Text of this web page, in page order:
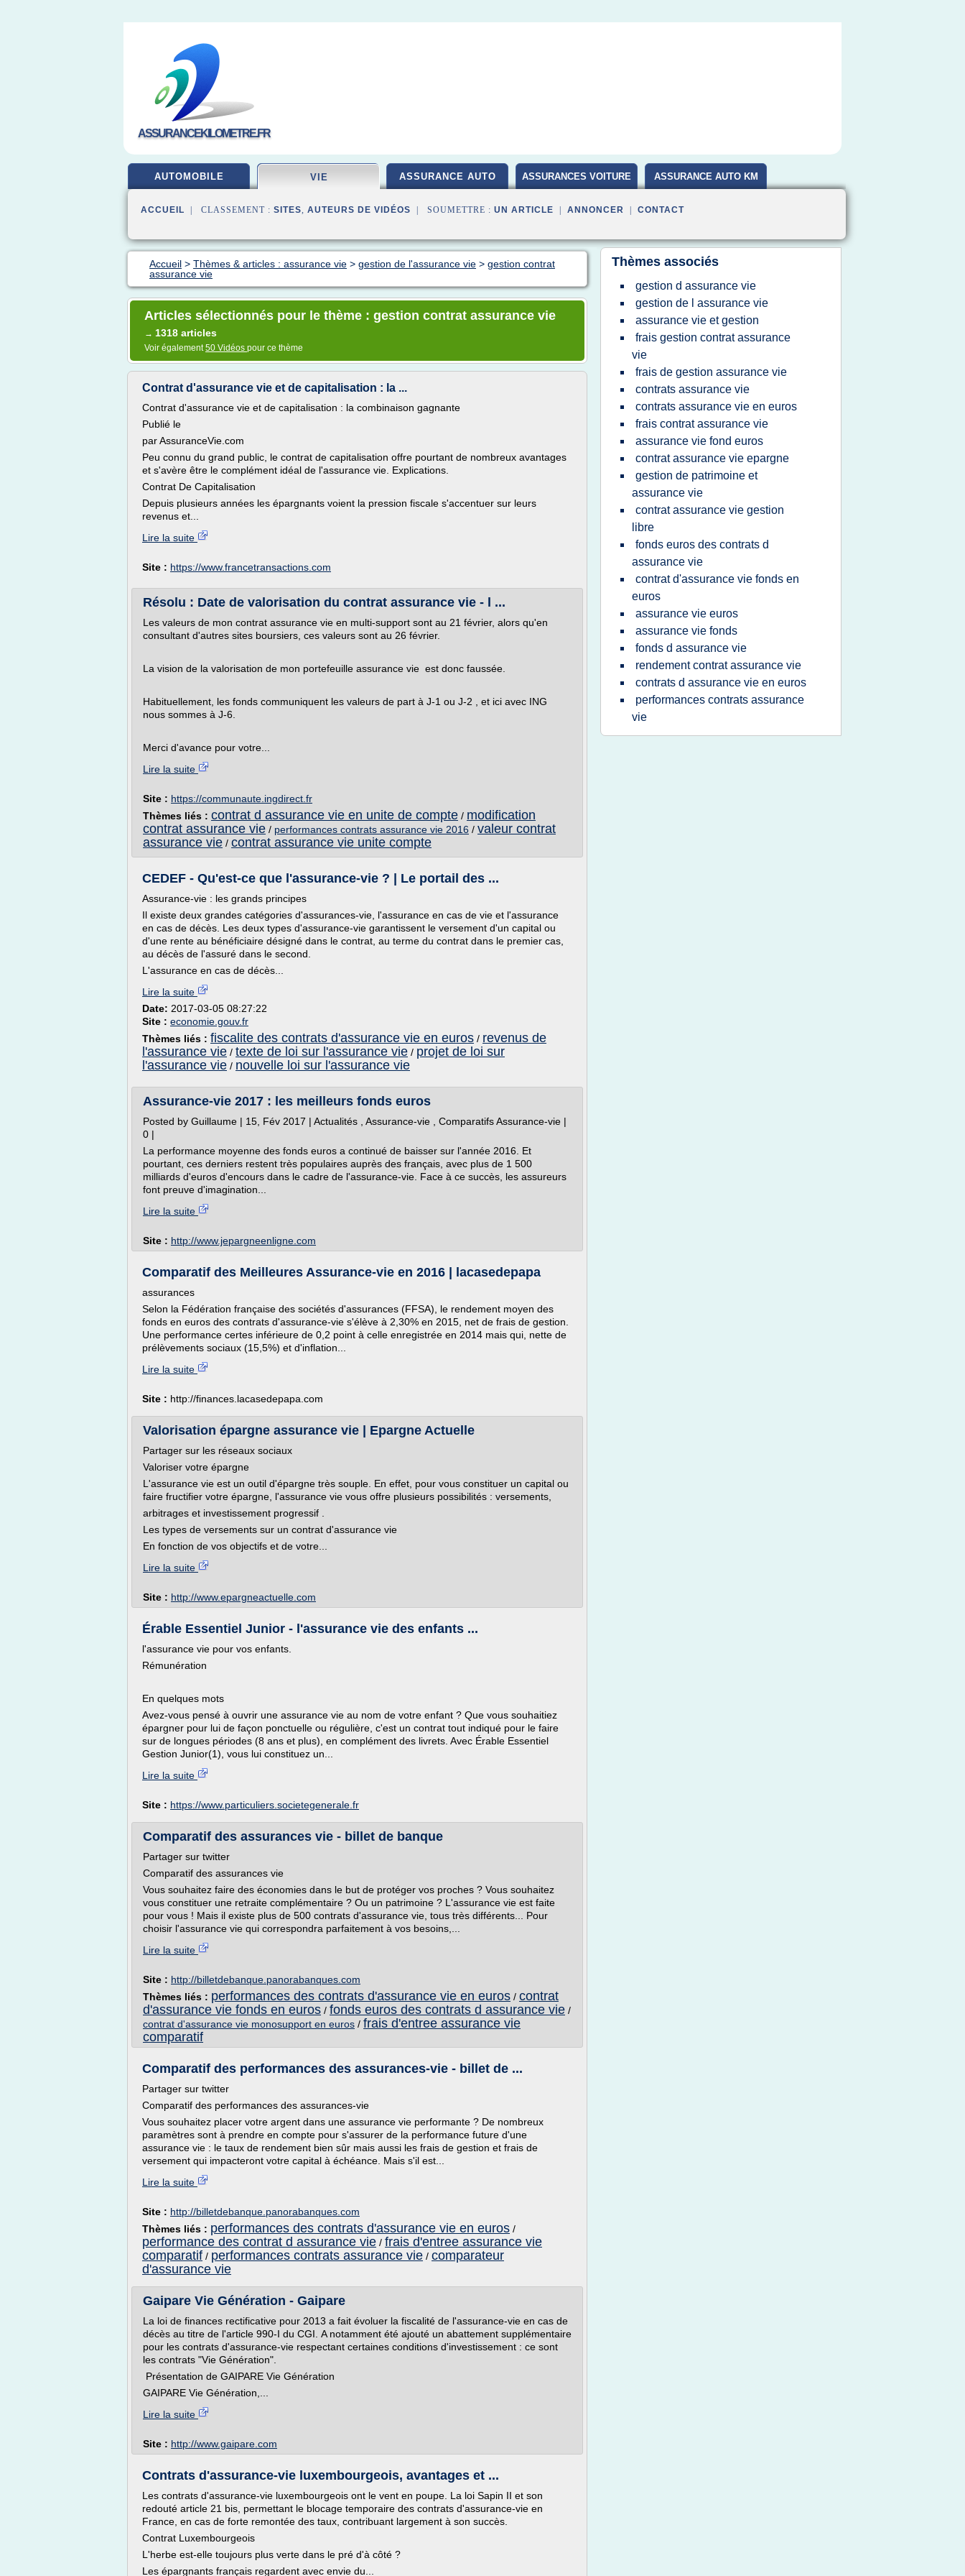
ASSURANCEKILOMETRE.FR
AUTOMOBILE VIE ASSURANCE AUTO ASSURANCES VOITURE ASSURANCE AUTO KM
ACCUEIL | CLASSEMENT : SITES, AUTEURS DE VIDÉOS | SOUMETTRE : UN ARTICLE ANNONCER CONTACT
Accueil > Thèmes & articles : assurance vie > gestion de l'assurance vie > gestion contrat
assurance vie
Articles sélectionnés pour le thème : gestion contrat assurance vie
→ 1318 articles
Voir également50 Vidéos pour ce thème
Contrat d'assurance vie et de capitalisation : la ...
Contrat d'assurance vie et de capitalisation : la combinaison gagnante
Publié le
par AssuranceVie.com
Peu connu du grand public, le contrat de capitalisation offre pourtant de nombreux avantages
et s'avère être le complément idéal de l'assurance vie. Explications.
Contrat De Capitalisation
Depuis plusieurs années les épargnants voient la pression fiscale s'accentuer sur leurs
revenus et...
Lire la suite
Site : https://www.francetransactions.com
Résolu : Date de valorisation du contrat assurance vie - l ...
Les valeurs de mon contrat assurance vie en multi-support sont au 21 février, alors qu'en
consultant d'autres sites boursiers, ces valeurs sont au 26 février.
La vision de la valorisation de mon portefeuille assurance vie est donc faussée.
Habituellement, les fonds communiquent les valeurs de part à J-1 ou J-2 , et ici avec ING
nous sommes à J-6.
Merci d'avance pour votre...
Lire la suite
Site : https://communaute.ingdirect.fr
Thèmes liés : contrat d assurance vie en unite de compte / modification
contrat assurance vie / performances contrats assurance vie 2016 / valeur contrat
assurance vie / contrat assurance vie unite compte
CEDEF - Qu'est-ce que l'assurance-vie ? | Le portail des ...
Assurance-vie : les grands principes
Il existe deux grandes catégories d'assurances-vie, l'assurance en cas de vie et l'assurance
en cas de décès. Les deux types d'assurance-vie garantissent le versement d'un capital ou
d'une rente au bénéficiaire désigné dans le contrat, au terme du contrat dans le premier cas,
au décès de l'assuré dans le second.
L'assurance en cas de décès...
Lire la suite
Date: 2017-03-05 08:27:22
Site : economie.gouv.fr
Thèmes liés : fiscalite des contrats d'assurance vie en euros / revenus de
l'assurance vie / texte de loi sur l'assurance vie / projet de loi sur
l'assurance vie / nouvelle loi sur l'assurance vie
Assurance-vie 2017 : les meilleurs fonds euros
Posted by Guillaume | 15, Fév 2017 | Actualités , Assurance-vie , Comparatifs Assurance-vie |
0 |
La performance moyenne des fonds euros a continué de baisser sur l'année 2016. Et
pourtant, ces derniers restent très populaires auprès des français, avec plus de 1 500
milliards d'euros d'encours dans le cadre de l'assurance-vie. Face à ce succès, les assureurs
font preuve d'imagination...
Lire la suite
Site : http://www.jepargneenligne.com
Comparatif des Meilleures Assurance-vie en 2016 | lacasedepapa
assurances
Selon la Fédération française des sociétés d'assurances (FFSA), le rendement moyen des
fonds en euros des contrats d'assurance-vie s'élève à 2,30% en 2015, net de frais de gestion.
Une performance certes inférieure de 0,2 point à celle enregistrée en 2014 mais qui, nette de
prélèvements sociaux (15,5%) et d'inflation...
Lire la suite
Site : http://finances.lacasedepapa.com
Valorisation épargne assurance vie | Epargne Actuelle
Partager sur les réseaux sociaux
Valoriser votre épargne
L'assurance vie est un outil d'épargne très souple. En effet, pour vous constituer un capital ou
faire fructifier votre épargne, l'assurance vie vous offre plusieurs possibilités : versements,
arbitrages et investissement progressif .
Les types de versements sur un contrat d'assurance vie
En fonction de vos objectifs et de votre...
Lire la suite
Site : http://www.epargneactuelle.com
Érable Essentiel Junior - l'assurance vie des enfants ...
l'assurance vie pour vos enfants.
Rémunération
En quelques mots
Avez-vous pensé à ouvrir une assurance vie au nom de votre enfant ? Que vous souhaitiez
épargner pour lui de façon ponctuelle ou régulière, c'est un contrat tout indiqué pour le faire
sur de longues périodes (8 ans et plus), en complément des livrets. Avec Érable Essentiel
Gestion Junior(1), vous lui constituez un...
Lire la suite
Site : https://www.particuliers.societegenerale.fr
Comparatif des assurances vie - billet de banque
Partager sur twitter
Comparatif des assurances vie
Vous souhaitez faire des économies dans le but de protéger vos proches ? Vous souhaitez
vous constituer une retraite complémentaire ? Ou un patrimoine ? L'assurance vie est faite
pour vous ! Mais il existe plus de 500 contrats d'assurance vie, tous très différents... Pour
choisir l'assurance vie qui correspondra parfaitement à vos besoins,...
Lire la suite
Site : http://billetdebanque.panorabanques.com
Thèmes liés : performances des contrats d'assurance vie en euros / contrat
d'assurance vie fonds en euros / fonds euros des contrats d assurance vie /
contrat d'assurance vie monosupport en euros / frais d'entree assurance vie
comparatif
Comparatif des performances des assurances-vie - billet de ...
Partager sur twitter
Comparatif des performances des assurances-vie
Vous souhaitez placer votre argent dans une assurance vie performante ? De nombreux
paramètres sont à prendre en compte pour s'assurer de la performance future d'une
assurance vie : le taux de rendement bien sûr mais aussi les frais de gestion et frais de
versement qui impacteront votre capital à échéance. Mais s'il est...
Lire la suite
Site : http://billetdebanque.panorabanques.com
Thèmes liés : performances des contrats d'assurance vie en euros /
performance des contrat d assurance vie / frais d'entree assurance vie
comparatif / performances contrats assurance vie / comparateur
d'assurance vie
Gaipare Vie Génération - Gaipare
La loi de finances rectificative pour 2013 a fait évoluer la fiscalité de l'assurance-vie en cas de
décès au titre de l'article 990-I du CGI. A notamment été ajouté un abattement supplémentaire
pour les contrats d'assurance-vie respectant certaines conditions d'investissement : ce sont
les contrats "Vie Génération".
Présentation de GAIPARE Vie Génération
GAIPARE Vie Génération,...
Lire la suite
Site : http://www.gaipare.com
Contrats d'assurance-vie luxembourgeois, avantages et ...
Les contrats d'assurance-vie luxembourgeois ont le vent en poupe. La loi Sapin II et son
redouté article 21 bis, permettant le blocage temporaire des contrats d'assurance-vie en
France, en cas de forte remontée des taux, contribuant largement à son succès.
Contrat Luxembourgeois
L'herbe est-elle toujours plus verte dans le pré d'à côté ?
Les épargnants français regardent avec envie du...
Thèmes associés
gestion d assurance vie
gestion de l assurance vie
assurance vie et gestion
frais gestion contrat assurance
vie
frais de gestion assurance vie
contrats assurance vie
contrats assurance vie en euros
frais contrat assurance vie
assurance vie fond euros
contrat assurance vie epargne
gestion de patrimoine et
assurance vie
contrat assurance vie gestion
libre
fonds euros des contrats d
assurance vie
contrat d'assurance vie fonds en
euros
assurance vie euros
assurance vie fonds
fonds d assurance vie
rendement contrat assurance vie
contrats d assurance vie en euros
performances contrats assurance
vie